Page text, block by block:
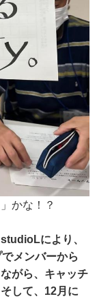
かな！？
により、
メンバーから
がら、キャッチ
して、12月に